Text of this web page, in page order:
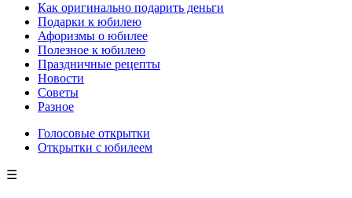
Как оригинально подарить деньги
Подарки к юбилею
Афоризмы о юбилее
Полезное к юбилею
Праздничные рецепты
Новости
Советы
Разное
Голосовые открытки
Открытки с юбилеем
☰